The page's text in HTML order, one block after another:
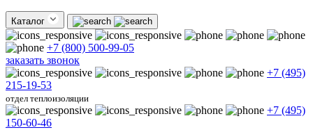
Каталог
+7 (800) 500-99-05
заказать звонок
+7 (495)
215-19-53
отдел теплоизоляции
+7 (495)
150-60-46